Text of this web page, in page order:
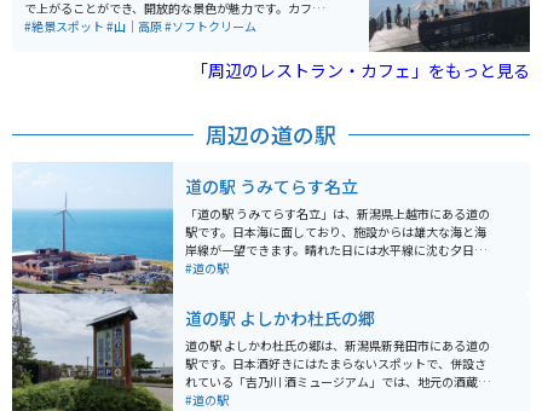
で上がることができ、開放的な景色が魅力です。カフェ
も併設されており、ゆっくり過ごすことができます。 注
時間帯によって見えない場合もあります。
#絶景スポット #山｜高原#ソフトクリーム
「周辺のレストラン・カフェ」をもっと見る
周辺の道の駅
道の駅 うみてらす名立
「道の駅 うみてらす名立」は、新潟県上越市にある道の
駅です。日本海に面しており、施設からは雄大な海と海
岸線が一望できます。晴れた日には水平線に沈む夕日を
見ることもでき、その絶景から"夕日がきれいな道の
提供するレストランがあります。特に、日本海の荒波に
もまれた新鮮な魚介類は絶品で、お土産としても人気で
す。また、施設内には展望温泉施設もあり、海を眺めな
がらゆったりと温泉を楽しむことができます。 バイクで
訪れる場合、道の駅には広い駐車場が完備されているの
#道の駅
道の駅 よしかわ杜氏の郷
道の駅 よしかわ杜氏の郷は、新潟県新発田市にある道の
駅です。日本酒好きにはたまらないスポットで、併設さ
れている「吉乃川 酒ミュージアム」では、地元の酒蔵
「吉乃川」の歴史や酒造りについて学ぶことができま
#道の駅